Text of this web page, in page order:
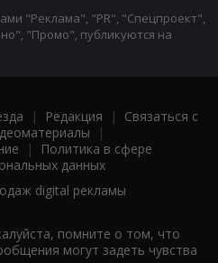
"Реклама", "PR", "Спецпроект",
"Промо", публикуются на
| Редакция | Связаться с
|
|
Политика в сфере
данных
digital рекламы
помните о том, что
могут задеть чувства